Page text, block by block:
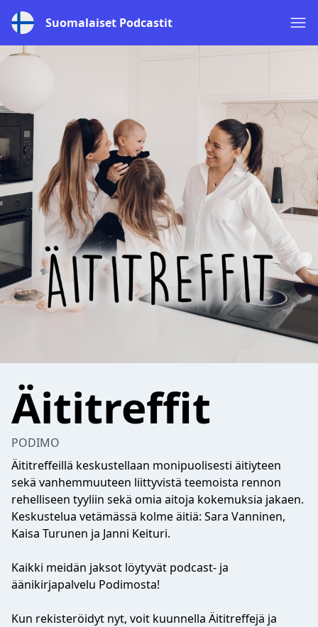
Suomalaiset Podcastit
Äititreffit
PODIMO
Äititreffeillä keskustellaan monipuolisesti äitiyteen
sekä vanhemmuuteen liittyvistä teemoista rennon
rehelliseen tyyliin sekä omia aitoja kokemuksia jakaen.
Keskustelua vetämässä kolme äitiä: Sara Vanninen,
Kaisa Turunen ja Janni Keituri.
Kaikki meidän jaksot löytyvät podcast- ja
äänikirjapalvelu Podimosta!
Kun rekisteröidyt nyt, voit kuunnella Äititreffejä ja